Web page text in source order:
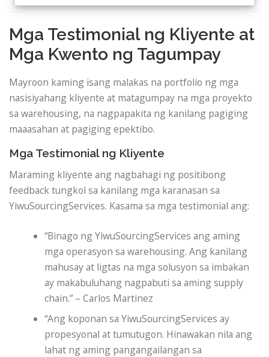
Mga Testimonial ng Kliyente at
Mga Kwento ng Tagumpay
Mayroon kaming isang malakas na portfolio ng mga
nasisiyahang kliyente at matagumpay na mga proyekto
sa warehousing, na nagpapakita ng kanilang pagiging
maaasahan at pagiging epektibo.
Mga Testimonial ng Kliyente
Maraming kliyente ang nagbahagi ng positibong
feedback tungkol sa kanilang mga karanasan sa
YiwuSourcingServices. Kasama sa mga testimonial ang:
“Binago ng YiwuSourcingServices ang aming
mga operasyon sa warehousing. Ang kanilang
mahusay at ligtas na mga solusyon sa imbakan
ay makabuluhang nagpabuti sa aming supply
chain.” – Carlos Martinez
“Ang koponan sa YiwuSourcingServices ay
propesyonal at tumutugon. Hinawakan nila ang
lahat ng aming pangangailangan sa